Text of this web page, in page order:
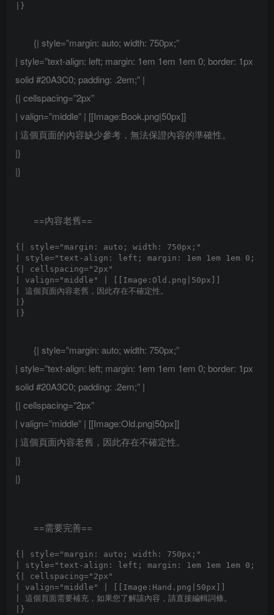
{| style=”margin: auto; width: 750px;”
| style=”text-align: left; margin: 1em 1em 1em 0; border: 1px
solid #20A3C0; padding: .2em;” |
{| cellspacing=”2px”
| valign=”middle” | [[Image:Book.png|50px]]
| 這個頁面的內容缺少參考，無法保證內容的準確性。
|}
|}
==內容老舊==
{| style="margin: auto; width: 750px;"
| style="text-align: left; margin: 1em 1em 1em 0;
{| cellspacing="2px"
| valign="middle" | [[Image:Old.png|50px]]
| 這個頁面內容老舊，因此存在不確定性。
|}
{| style=”margin: auto; width: 750px;”
| style=”text-align: left; margin: 1em 1em 1em 0; border: 1px
solid #20A3C0; padding: .2em;” |
{| cellspacing=”2px”
| valign=”middle” | [[Image:Old.png|50px]]
| 這個頁面內容老舊，因此存在不確定性。
|}
|}
==需要完善==
{| style="margin: auto; width: 750px;"
| style="text-align: left; margin: 1em 1em 1em 0;
{| cellspacing="2px"
| valign="middle" | [[Image:Hand.png|50px]]
| 這個頁面需要補充，如果您了解該內容，請直接編輯詞條。
|}